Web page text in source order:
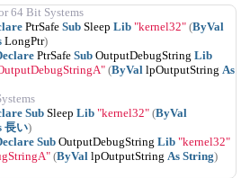
64 Bit Systems
PtrSafe Sub Sleep Lib "kernel32" (ByVal
LongPtr)
PtrSafe Sub OutputDebugString Lib
(ByVal lpOutputString As
Sub Sleep Lib "kernel32" (ByVal
長い)
Sub OutputDebugString Lib "kernel32"
(ByVal lpOutputString As String)